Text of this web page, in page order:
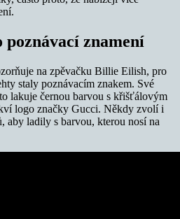
znamení
na zpěvačku Billie Eilish, pro
staly poznávacím znakem. Své
lakuje černou barvou s křišťálovým
logo značky Gucci. Někdy zvolí i
aby ladily s barvou, kterou nosí na